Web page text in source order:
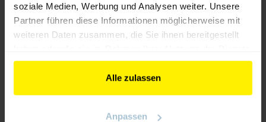
soziale Medien, Werbung und Analysen weiter. Unsere
Partner führen diese Informationen möglicherweise mit
weiteren Daten zusammen, die Sie ihnen bereitgestellt
gesammelt haben.
Alle zulassen
Anpassen